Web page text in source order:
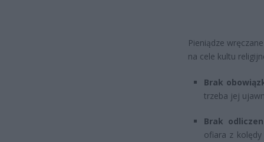
Pieniądze
na cele kultu
Brak
trzeba jej
Brak
ofiara z